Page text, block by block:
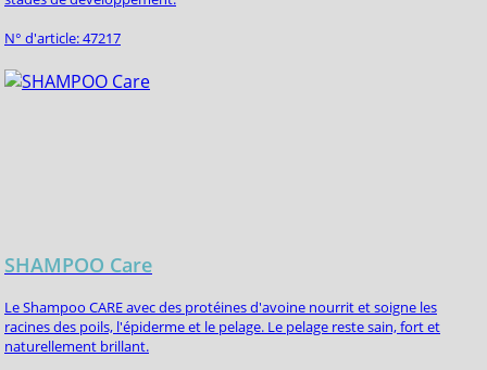
N° d'article: 47217
SHAMPOO Care
Le Shampoo CARE avec des protéines d'avoine nourrit et soigne les
racines des poils, l'épiderme et le pelage. Le pelage reste sain, fort et
naturellement brillant.